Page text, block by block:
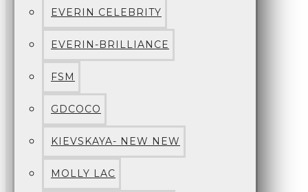
EVERIN CELEBRITY
EVERIN-BRILLIANCE
FSM
GDCOCO
KIEVSKAYA- NEW NEW
MOLLY LAC